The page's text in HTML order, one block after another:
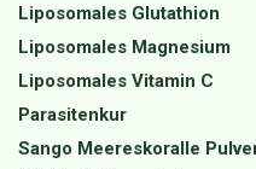
Liposomales Glutathion
Liposomales Magnesium
Liposomales Vitamin C
Parasitenkur
Sango Meereskoralle